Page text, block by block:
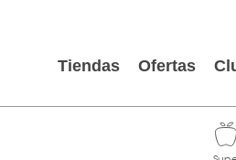
Tiendas Ofertas